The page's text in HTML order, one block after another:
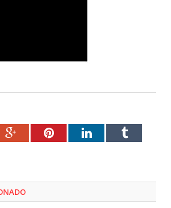
Google+PinterestLinkedInTumblr